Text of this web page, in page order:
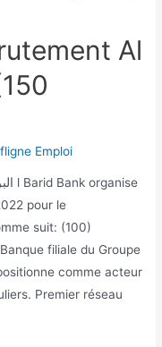
Al
Emploi
pour le
suit: (100)
filiale du Groupe
comme acteur
Premier réseau